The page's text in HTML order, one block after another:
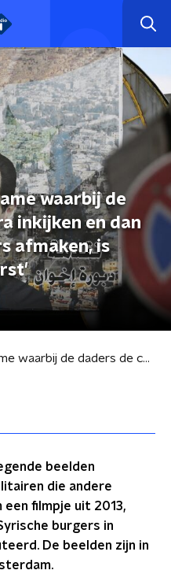
waarbij de
inkijken en dan
afmaken, is
'Een heldere opname waarbij de daders de camera inkijken en dan hun eigen burgers afmaken, is echt voor het eerst'
beelden
die andere
filmpje uit 2013,
burgers in
De beelden zijn in